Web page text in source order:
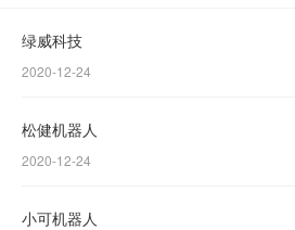
绿威科技
2020-12-24
松健机器人
2020-12-24
小可机器人